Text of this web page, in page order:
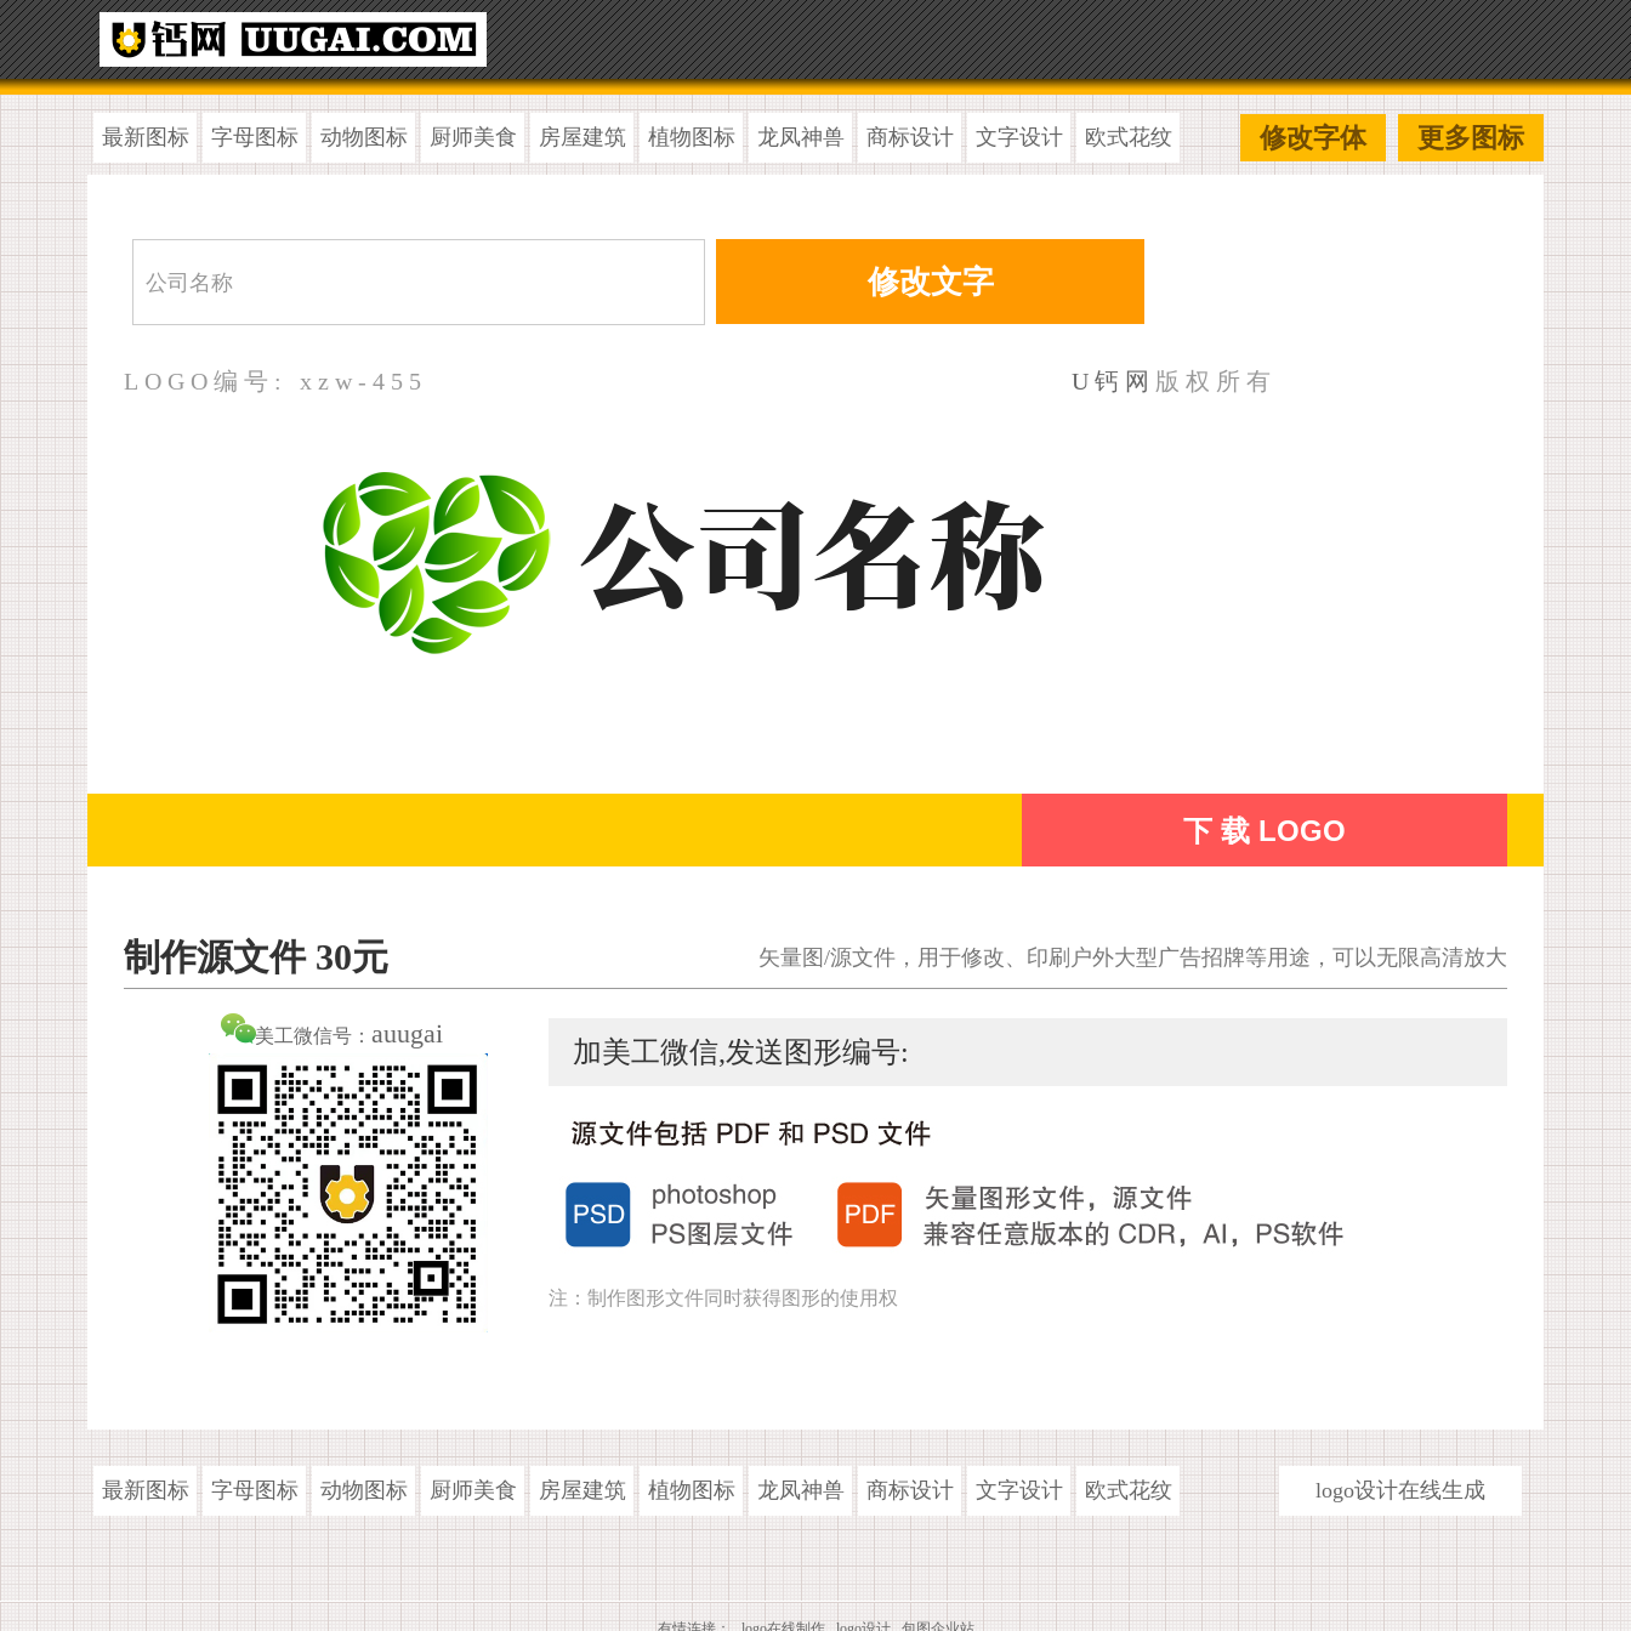
最新图标 字母图标 动物图标 厨师美食 房屋建筑 植物图标 龙凤神兽 商标设计 文字设计 欧式花纹 更多图标
修改字体
LOGO编号: xzw-455 U钙网 版权所有
下 载 LOGO
制作源文件 30元 矢量图/源文件，用于修改、印刷户外大型广告招牌等用途，可以无限高清放大
美工微信号： auugai
加美工微信,发送图形编号:
注：制作图形文件同时获得图形的使用权
最新图标 字母图标 动物图标 厨师美食 房屋建筑 植物图标 龙凤神兽 商标设计 文字设计 欧式花纹 logo设计在线生成